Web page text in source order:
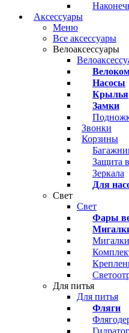
Аксессуары
Меню
Все аксессуары
Велоаксессуары
Насосы
Крылья
Замки
Звонки
Корзины
Защита
Зеркала
Для
Свет
Свет
Фары
Для питья
Для питья
Фляги